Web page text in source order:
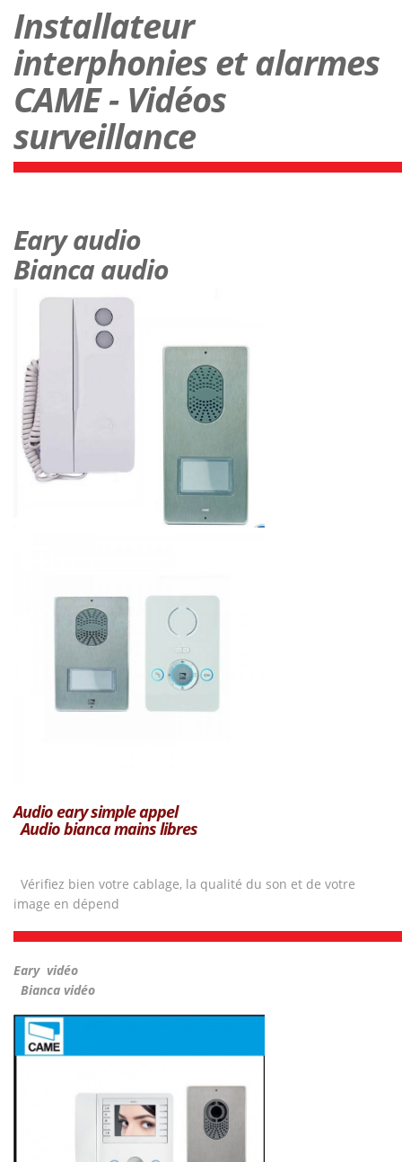
Installateur
interphonies et alarmes
CAME - Vidéos
surveillance
Eary audio
Bianca audio
Audio eary simple appel
Audio bianca mains libres
Vérifiez bien votre cablage, la qualité du son et de votre
image en dépend
Eary vidéo
Bianca vidéo